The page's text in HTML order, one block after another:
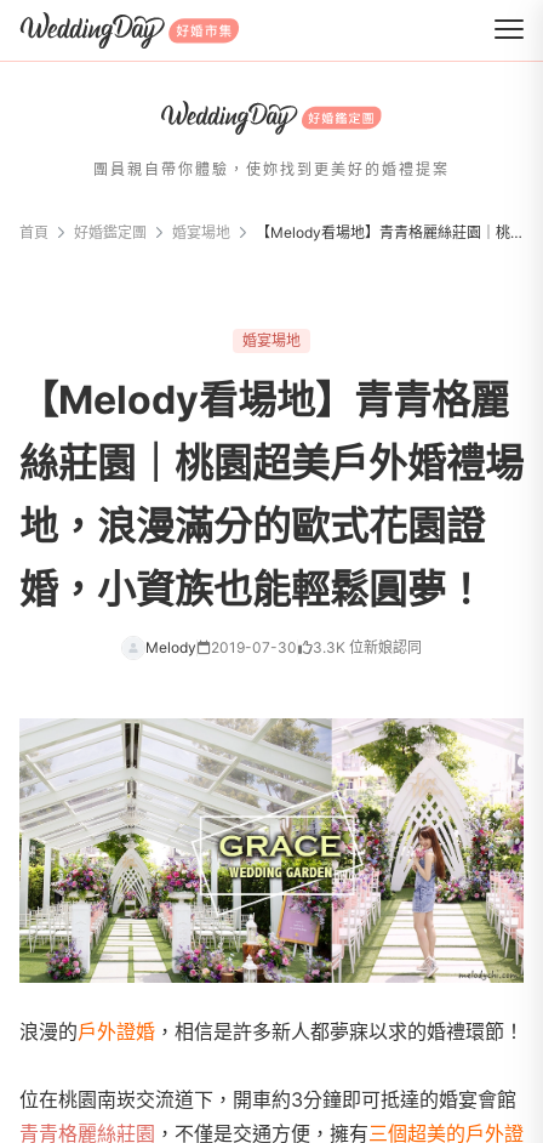
WeddingDay 好婚市集
團員親自帶你體驗，使妳找到更美好的婚禮提案
首頁 好婚鑑定團 婚宴場地 【Melody看場地】青青格麗絲莊園｜桃園超美戶外婚禮場地，浪漫滿分的歐式花園證婚，小資族也能輕鬆圓夢！
婚宴場地
【Melody看場地】青青格麗
絲莊園｜桃園超美戶外婚禮場
地，浪漫滿分的歐式花園證
婚，小資族也能輕鬆圓夢！
Melody 2019-07-30 3.3K 位新娘認同
浪漫的戶外證婚 ，相信是許多新人都夢寐以求的婚禮環節！
位在桃園南崁交流道下，開車約3分鐘即可抵達的婚宴會館
青青格麗絲莊園 ，不僅是交通方便，擁有三個超美的戶外證